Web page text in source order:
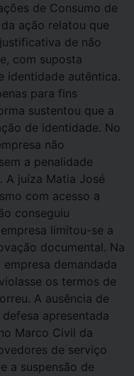
de Consumo de
ação relatou que
de não
com suposta
identidade autêntica.
para fins
sustentou que a
de identidade. No
não
a penalidade
A juíza Matia José
com acesso a
conseguiu
limitou-se a
documental. Na
demandada
os termos de
A ausência de
apresentada
Marco Civil da
de serviço
a suspensão de